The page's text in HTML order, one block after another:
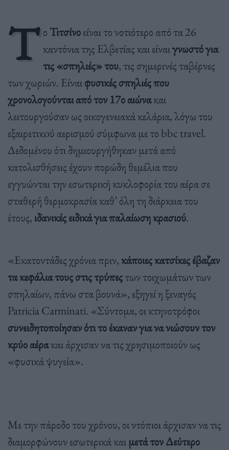
Τ ο Τιτσίνοείναι το νοτιότερο από τα 26
καντόνια της Ελβετίας και είναιγνωστό για
τις «σπηλιές» του, τις σημερινές ταβέρνες
των χωριών. Είναιφυσικές σπηλιές που
χρονολογούνται από τον 17ο αιώνακαι
λειτουργούσαν ως οικογενειακά κελάρια, λόγω του
εξαιρετικoύ αερισμού σύμφωνα με το bbc travel.
Δεδομένου ότι δημιουργήθηκαν μετά από
κατολισθήσεις έχουν πορώδη θεμέλια που
εγγυώνται την εσωτερική κυκλοφορία του αέρα σε
σταθερή θερμοκρασία καθ’ όλη τη διάρκεια του
έτους, ιδανικές ειδικά για παλαίωση κρασιού.
«Εκατοντάδες χρόνια πριν,κάποιες κατσίκες έβαζαν
τα κεφάλια τους στις τρύπεςτων τοιχωμάτων των
σπηλαίων, πάνω στα βουνά», εξηγεί η ξεναγός
Patricia Carminati. «Σύντομα, οι κτηνοτρόφοι
συνειδητοποίησαν ότι το έκαναν για να νιώσουν τον
κρύο αέρακαι άρχισαν να τις χρησιμοποιούν ως
«φυσικά ψυγεία».
Με την πάροδο του χρόνου, οι ντόπιοι άρχισαν να τις
διαμορφώνουν εσωτερικά και μετά τον Δεύτερο